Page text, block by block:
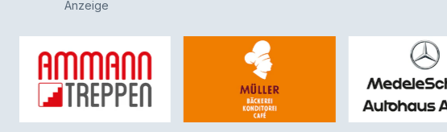
Anzeige